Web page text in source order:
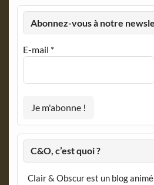
Abonnez-vous à notre
E-mail *
C&O, c’est quoi ?
Clair & Obscur est un blog